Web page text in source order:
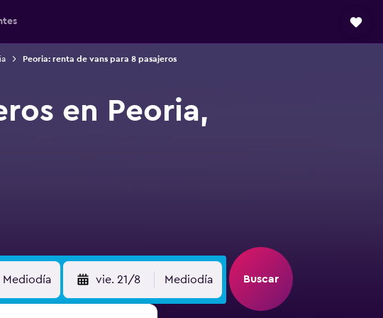
Peoria: renta de vans para 8 pasajeros
en Peoria,
Mediodía vie. 21/8 Mediodía Buscar